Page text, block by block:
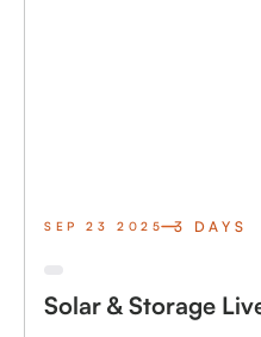
SEP 23 2025 3 DAYS
Solar & Storage